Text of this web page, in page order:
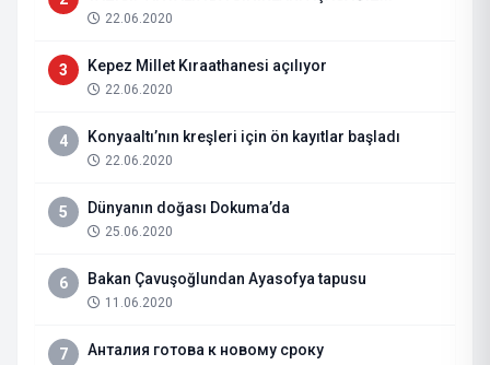
22.06.2020
3 Kepez Millet Kıraathanesi açılıyor
22.06.2020
4 Konyaaltı’nın kreşleri için ön kayıtlar başladı
22.06.2020
5 Dünyanın doğası Dokuma’da
25.06.2020
6 Bakan Çavuşoğlundan Ayasofya tapusu
11.06.2020
7 Анталия готова к новому сроку